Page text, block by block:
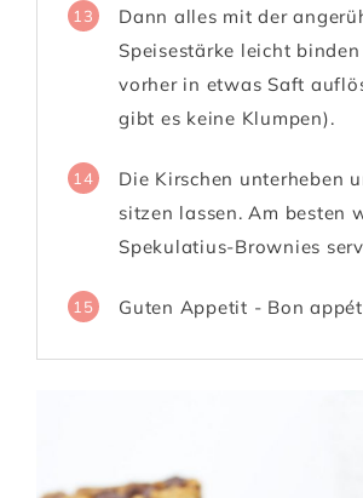
13
Dann alles mit der
Speisestärke leicht
vorher in etwas Saft
gibt es keine Klumpen).
14
Die Kirschen unterheben
sitzen lassen. Am besten
Spekulatius-Brownies
15 Guten Appetit - Bon